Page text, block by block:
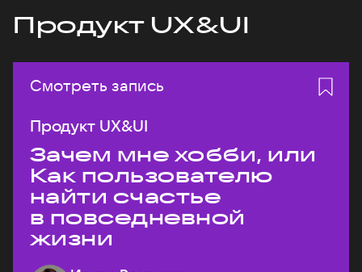
Продукт UX&UI
Смотреть запись
Продукт UX&UI
Зачем мне хобби, или
Как пользователю
найти счастье
в повседневной
жизни